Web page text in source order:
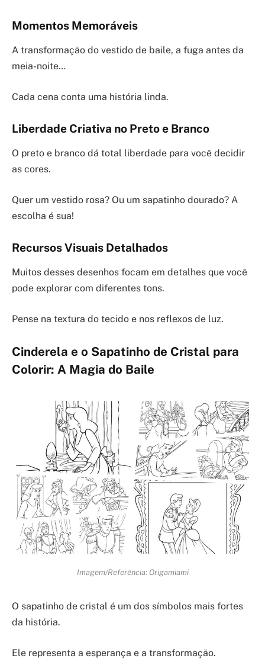
Momentos Memoráveis
A transformação do vestido de baile, a fuga antes da
meia-noite…
Cada cena conta uma história linda.
Liberdade Criativa no Preto e Branco
O preto e branco dá total liberdade para você decidir
as cores.
Quer um vestido rosa? Ou um sapatinho dourado? A
escolha é sua!
Recursos Visuais Detalhados
Muitos desses desenhos focam em detalhes que você
pode explorar com diferentes tons.
Pense na textura do tecido e nos reflexos de luz.
Cinderela e o Sapatinho de Cristal para
Colorir: A Magia do Baile
Imagem/Referência: Origamiami
O sapatinho de cristal é um dos símbolos mais fortes
da história.
Ele representa a esperança e a transformação.